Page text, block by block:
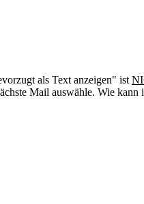
als Text anzeigen" ist
Mail auswähle. Wie